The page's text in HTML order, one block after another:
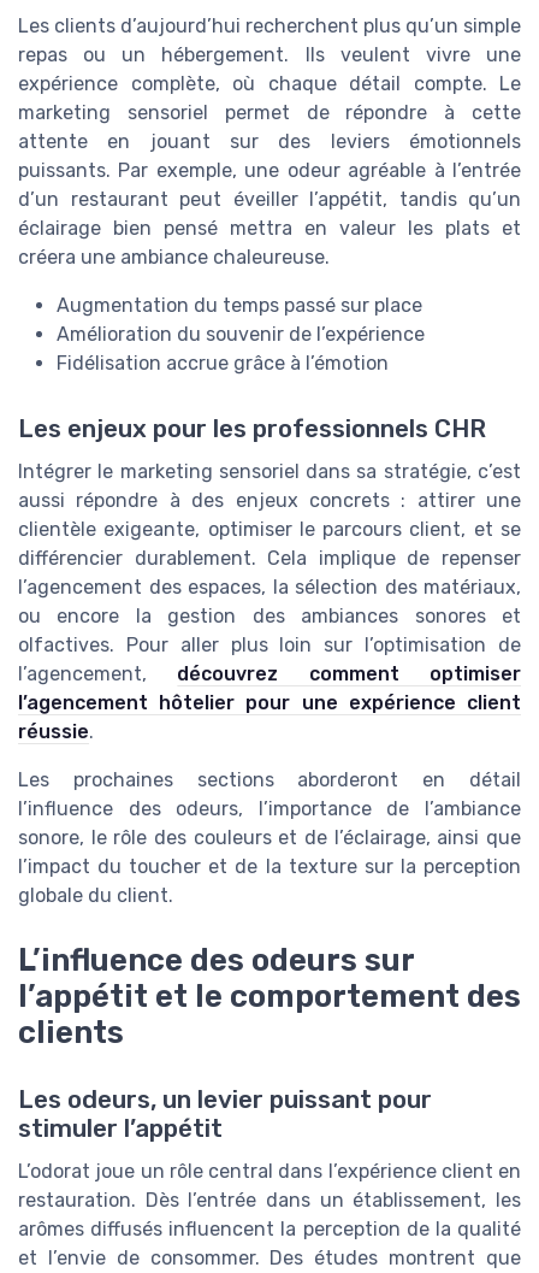
Les clients d’aujourd’hui recherchent plus qu’un simple
repas ou un hébergement. Ils veulent vivre une
expérience complète, où chaque détail compte. Le
marketing sensoriel permet de répondre à cette
attente en jouant sur des leviers émotionnels
puissants. Par exemple, une odeur agréable à l’entrée
d’un restaurant peut éveiller l’appétit, tandis qu’un
éclairage bien pensé mettra en valeur les plats et
créera une ambiance chaleureuse.
Augmentation du temps passé sur place
Amélioration du souvenir de l’expérience
Fidélisation accrue grâce à l’émotion
Les enjeux pour les professionnels CHR
Intégrer le marketing sensoriel dans sa stratégie, c’est
aussi répondre à des enjeux concrets : attirer une
clientèle exigeante, optimiser le parcours client, et se
différencier durablement. Cela implique de repenser
l’agencement des espaces, la sélection des matériaux,
ou encore la gestion des ambiances sonores et
olfactives. Pour aller plus loin sur l’optimisation de
l’agencement, découvrez comment optimiser
l’agencement hôtelier pour une expérience client
réussie.
Les prochaines sections aborderont en détail
l’influence des odeurs, l’importance de l’ambiance
sonore, le rôle des couleurs et de l’éclairage, ainsi que
l’impact du toucher et de la texture sur la perception
globale du client.
L’influence des odeurs sur
l’appétit et le comportement des
clients
Les odeurs, un levier puissant pour
stimuler l’appétit
L’odorat joue un rôle central dans l’expérience client en
restauration. Dès l’entrée dans un établissement, les
arômes diffusés influencent la perception de la qualité
et l’envie de consommer. Des études montrent que